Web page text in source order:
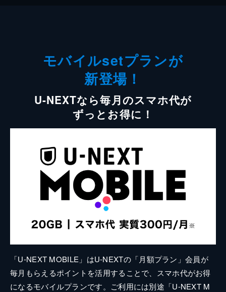
モバイルsetプランが
新登場！
U-NEXTなら毎月のスマホ代が
ずっとお得に！
「U-NEXT MOBILE」はU-NEXTの「月額プラン」会員が
毎月もらえるポイントを活用することで、スマホ代がお得
になるモバイルプランです。ご利用には別途「U-NEXT M